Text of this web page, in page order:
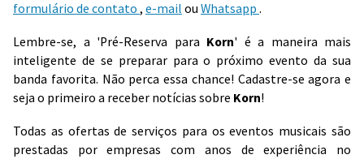
formulário de contato , e-mail ou Whatsapp .
Lembre-se, a 'Pré-Reserva para Korn' é a maneira mais
inteligente de se preparar para o próximo evento da sua
banda favorita. Não perca essa chance! Cadastre-se agora e
seja o primeiro a receber notícias sobre Korn!
Todas as ofertas de serviços para os eventos musicais são
prestadas por empresas com anos de experiência no